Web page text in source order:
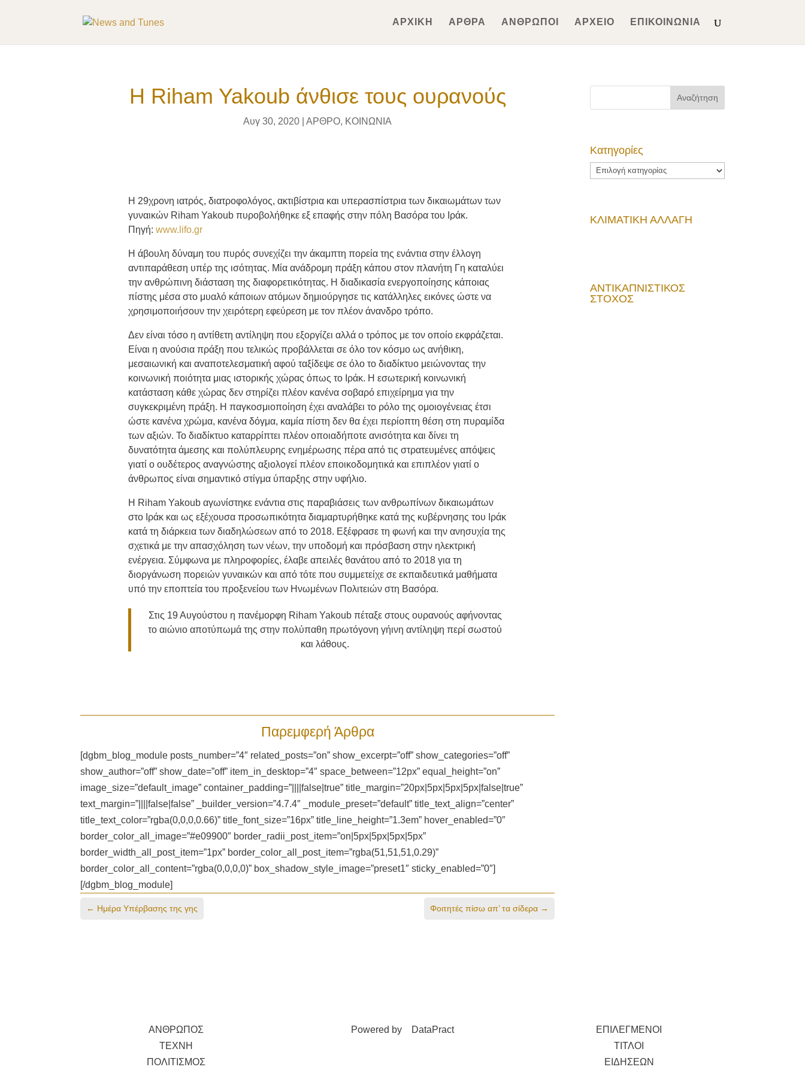
ΑΡΧΙΚΗ ΑΡΘΡΑ ΑΝΘΡΩΠΟΙ ΑΡΧΕΙΟ ΕΠΙΚΟΙΝΩΝΙΑ
Η Riham Yakoub άνθισε τους ουρανούς
Αυγ 30, 2020 |ΑΡΘΡΟ, ΚΟΙΝΩΝΙΑ
Η 29χρονη ιατρός, διατροφολόγος, ακτιβίστρια και υπερασπίστρια των δικαιωμάτων των
γυναικών Riham Yakoub πυροβολήθηκε εξ επαφής στην πόλη Βασόρα του Ιράκ.
Πηγή: www.lifo.gr
Η άβουλη δύναμη του πυρός συνεχίζει την άκαμπτη πορεία της ενάντια στην έλλογη
αντιπαράθεση υπέρ της ισότητας. Μία ανάδρομη πράξη κάπου στον πλανήτη Γη καταλύει
την ανθρώπινη διάσταση της διαφορετικότητας. Η διαδικασία ενεργοποίησης κάποιας
πίστης μέσα στο μυαλό κάποιων ατόμων δημιούργησε τις κατάλληλες εικόνες ώστε να
χρησιμοποιήσουν την χειρότερη εφεύρεση με τον πλέον άνανδρο τρόπο.
Δεν είναι τόσο η αντίθετη αντίληψη που εξοργίζει αλλά ο τρόπος με τον οποίο εκφράζεται.
Είναι η ανούσια πράξη που τελικώς προβάλλεται σε όλο τον κόσμο ως ανήθικη,
μεσαιωνική και αναποτελεσματική αφού ταξίδεψε σε όλο το διαδίκτυο μειώνοντας την
κοινωνική ποιότητα μιας ιστορικής χώρας όπως το Ιράκ. Η εσωτερική κοινωνική
κατάσταση κάθε χώρας δεν στηρίζει πλέον κανένα σοβαρό επιχείρημα για την
συγκεκριμένη πράξη. Η παγκοσμιοποίηση έχει αναλάβει το ρόλο της ομοιογένειας έτσι
ώστε κανένα χρώμα, κανένα δόγμα, καμία πίστη δεν θα έχει περίοπτη θέση στη πυραμίδα
των αξιών. Το διαδίκτυο καταρρίπτει πλέον οποιαδήποτε ανισότητα και δίνει τη
δυνατότητα άμεσης και πολύπλευρης ενημέρωσης πέρα από τις στρατευμένες απόψεις
γιατί ο ουδέτερος αναγνώστης αξιολογεί πλέον εποικοδομητικά και επιπλέον γιατί ο
άνθρωπος είναι σημαντικό στίγμα ύπαρξης στην υφήλιο.
Η Riham Yakoub αγωνίστηκε ενάντια στις παραβιάσεις των ανθρωπίνων δικαιωμάτων
στο Ιράκ και ως εξέχουσα προσωπικότητα διαμαρτυρήθηκε κατά της κυβέρνησης του Ιράκ
κατά τη διάρκεια των διαδηλώσεων από το 2018. Εξέφρασε τη φωνή και την ανησυχία της
σχετικά με την απασχόληση των νέων, την υποδομή και πρόσβαση στην ηλεκτρική
ενέργεια. Σύμφωνα με πληροφορίες, έλαβε απειλές θανάτου από το 2018 για τη
διοργάνωση πορειών γυναικών και από τότε που συμμετείχε σε εκπαιδευτικά μαθήματα
υπό την εποπτεία του προξενείου των Ηνωμένων Πολιτειών στη Βασόρα.
Στις 19 Αυγούστου η πανέμορφη Riham Yakoub πέταξε στους ουρανούς αφήνοντας
το αιώνιο αποτύπωμά της στην πολύπαθη πρωτόγονη γήινη αντίληψη περί σωστού
και λάθους.
Kατηγορίες
Kατηγορίες
ΚΛΙΜΑΤΙΚΗ ΑΛΛΑΓΗ
ΑΝΤΙΚΑΠΝΙΣΤΙΚΟΣ
ΣΤΟΧΟΣ
Παρεμφερή Άρθρα
[dgbm_blog_module posts_number=”4″ related_posts=”on” show_excerpt=”off” show_categories=”off”
show_author=”off” show_date=”off” item_in_desktop=”4″ space_between=”12px” equal_height=”on”
image_size=”default_image” container_padding=”||||false|true” title_margin=”20px|5px|5px|5px|false|true”
text_margin=”||||false|false” _builder_version=”4.7.4″ _module_preset=”default” title_text_align=”center”
title_text_color=”rgba(0,0,0,0.66)” title_font_size=”16px” title_line_height=”1.3em” hover_enabled=”0″
border_color_all_image=”#e09900″ border_radii_post_item=”on|5px|5px|5px|5px”
border_width_all_post_item=”1px” border_color_all_post_item=”rgba(51,51,51,0.29)”
border_color_all_content=”rgba(0,0,0,0)” box_shadow_style_image=”preset1″ sticky_enabled=”0″]
[/dgbm_blog_module]
← Ημέρα Υπέρβασης της γης Φοιτητές πίσω απ’ τα σίδερα →
ΑΝΘΡΩΠΟΣ
ΤΕΧΝΗ
ΠΟΛΙΤΙΣΜΟΣ
Powered by DataPract
ΕΠΙΛΕΓΜΕΝΟΙ
ΤΙΤΛΟΙ
ΕΙΔΗΣΕΩΝ